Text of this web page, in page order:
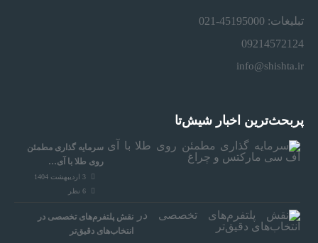
تبلیغات: 45195000-021
09214572124
info@shishta.ir
پربحث‌ترین اخبار شیش‌تا
سرمایه‌ گذاری مطمئن
روی طلا با آی…
3 اردیبهشت 1404
6نظر
نقش پلتفرم‌های تخصصی در
انتخاب‌های دقیق‌تر